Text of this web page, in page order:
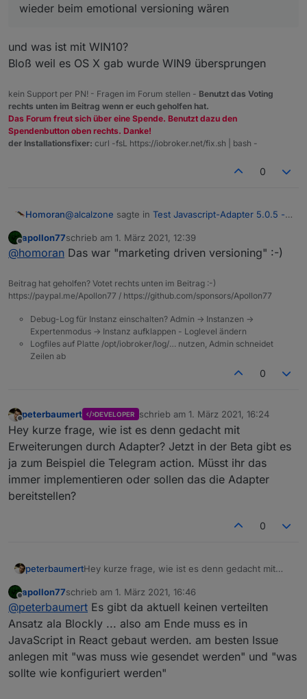
wieder beim emotional versioning wären
und was ist mit WIN10?
Bloß weil es OS X gab wurde WIN9 übersprungen
kein Support per PN! - Fragen im Forum stellen - Benutzt das Voting
rechts unten im Beitrag wenn er euch geholfen hat.
Das Forum freut sich über eine Spende. Benutzt dazu den
Spendenbutton oben rechts. Danke!
der Installationsfixer: curl -fsL https://iobroker.net/fix.sh | bash -
0
Homoran@alcalzone sagte in Test Javascript-Adapter 5.0.5 -
wieder beim emotional versioning wären
und was ist mit WIN10?
Bloß weil es OS X gab wurde WIN9 übersprungen
Offline
apollon77schrieb am 1. März 2021, 12:39
zuletzt editiert von
@homoran Das war "marketing driven versioning" :-)
Beitrag hat geholfen? Votet rechts unten im Beitrag :-)
https://paypal.me/Apollon77 / https://github.com/sponsors/Apollon77
Debug-Log für Instanz einschalten? Admin -> Instanzen ->
Expertenmodus -> Instanz aufklappen - Loglevel ändern
Logfiles auf Platte /opt/iobroker/log/… nutzen, Admin schneidet
Zeilen ab
0
Offline
peterbaumert DEVELOPER schrieb am 1. März 2021, 16:24
zuletzt editiert von
Hey kurze frage, wie ist es denn gedacht mit
Erweiterungen durch Adapter? Jetzt in der Beta gibt es
ja zum Beispiel die Telegram action. Müsst ihr das
immer implementieren oder sollen das die Adapter
bereitstellen?
0
peterbaumertHey kurze frage, wie ist es denn gedacht mit
gibt es ja zum Beispiel die Telegram action.
Müsst ihr das immer implementieren oder sollen
das die Adapter bereitstellen?
Offline
apollon77schrieb am 1. März 2021, 16:46
zuletzt editiert von
@peterbaumert Es gibt da aktuell keinen verteilten
Ansatz ala Blockly ... also am Ende muss es in
JavaScript in React gebaut werden. am besten Issue
anlegen mit "was muss wie gesendet werden" und "was
sollte wie konfiguriert werden"